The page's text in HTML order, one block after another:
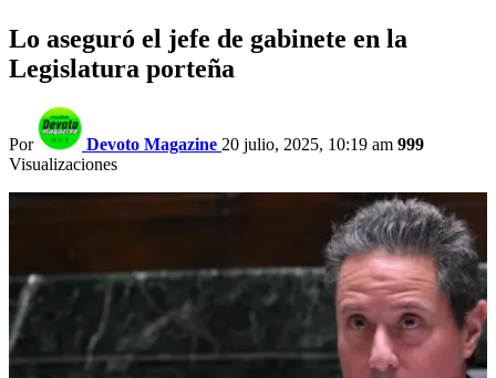
Lo aseguró el jefe de gabinete en la
Legislatura porteña
Por Devoto Magazine 20 julio, 2025, 10:19 am 999
Visualizaciones